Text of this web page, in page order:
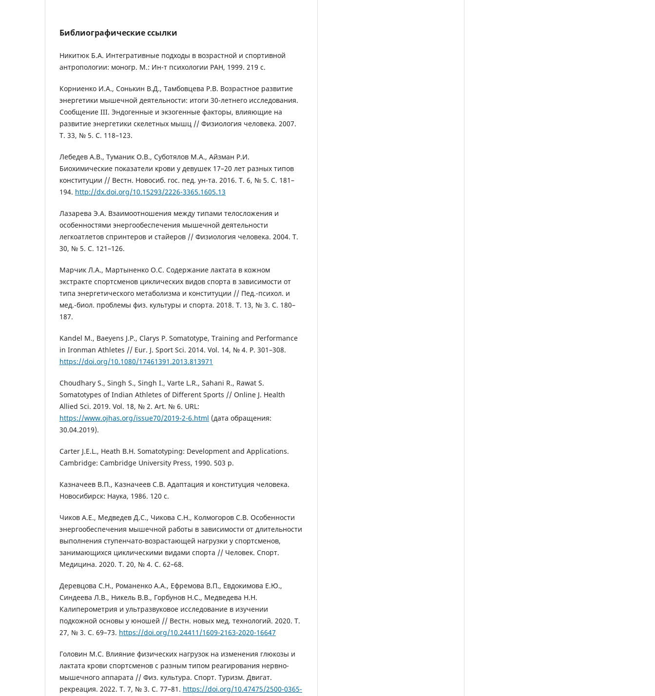
Библиографические ссылки
Никитюк Б.А. Интегративные подходы в возрастной и спортивной
антропологии: моногр. М.: Ин-т психологии РАН, 1999. 219 с.
Корниенко И.А., Сонькин В.Д., Тамбовцева Р.В. Возрастное развитие
энергетики мышечной деятельности: итоги 30-летнего исследования.
Сообщение III. Эндогенные и экзогенные факторы, влияющие на
развитие энергетики скелетных мышц // Физиология человека. 2007.
Т. 33, № 5. С. 118–123.
Лебедев А.В., Туманик О.В., Суботялов М.А., Айзман Р.И.
Биохимические показатели крови у девушек 17–20 лет разных типов
конституции // Вестн. Новосиб. гос. пед. ун-та. 2016. Т. 6, № 5. С. 181–
194. http://dx.doi.org/10.15293/2226-3365.1605.13
Лазарева Э.А. Взаимоотношения между типами телосложения и
особенностями энергообеспечения мышечной деятельности
легкоатлетов спринтеров и стайеров // Физиология человека. 2004. Т.
30, № 5. С. 121–126.
Марчик Л.А., Мартыненко О.С. Содержание лактата в кожном
экстракте спортсменов циклических видов спорта в зависимости от
типа энергетического метаболизма и конституции // Пед.-психол. и
мед.-биол. проблемы физ. культуры и спорта. 2018. Т. 13, № 3. С. 180–
187.
Kandel M., Baeyens J.P., Clarys P. Somatotype, Training and Performance
in Ironman Athletes // Eur. J. Sport Sci. 2014. Vol. 14, № 4. P. 301–308.
https://doi.org/10.1080/17461391.2013.813971
Choudhary S., Singh S., Singh I., Varte L.R., Sahani R., Rawat S.
Somatotypes of Indian Athletes of Different Sports // Online J. Health
Allied Sci. 2019. Vol. 18, № 2. Art. № 6. URL:
https://www.ojhas.org/issue70/2019-2-6.html (дата обращения:
30.04.2019).
Carter J.E.L., Heath B.H. Somatotyping: Development and Applications.
Cambridge: Cambridge University Press, 1990. 503 p.
Казначеев В.П., Казначеев С.В. Адаптация и конституция человека.
Новосибирск: Наука, 1986. 120 с.
Чиков А.Е., Медведев Д.С., Чикова С.Н., Колмогоров С.В. Особенности
энергообеспечения мышечной работы в зависимости от длительности
выполнения ступенчато-возрастающей нагрузки у спортсменов,
занимающихся циклическими видами спорта // Человек. Спорт.
Медицина. 2020. Т. 20, № 4. С. 62–68.
Деревцова С.Н., Романенко А.А., Ефремова В.П., Евдокимова Е.Ю.,
Синдеева Л.В., Никель В.В., Горбунов Н.С., Медведева Н.Н.
Калиперометрия и ультразвуковое исследование в изучении
подкожной основы у юношей // Вестн. новых мед. технологий. 2020. Т.
27, № 3. С. 69–73. https://doi.org/10.24411/1609-2163-2020-16647
Головин М.С. Влияние физических нагрузок на изменения глюкозы и
лактата крови спортсменов с разным типом реагирования нервно-
мышечного аппарата // Физ. культура. Спорт. Туризм. Двигат.
рекреация. 2022. Т. 7, № 3. С. 77–81. https://doi.org/10.47475/2500-0365-